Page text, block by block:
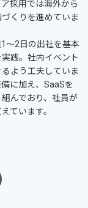
採用では海外から
くりを進めていま
〜2日の出社を基本
践。社内イベント
よう工夫していま
に加え、SaaSを
んでおり、社員が
ています。